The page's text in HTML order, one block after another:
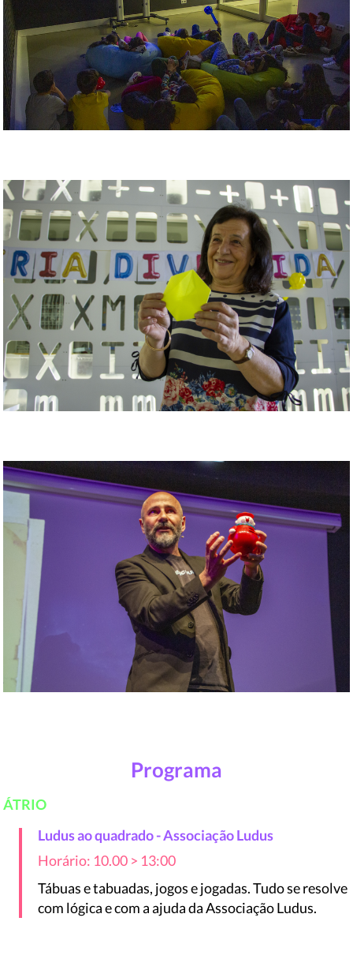
Programa
ÁTRIO
Ludus ao quadrado - Associação Ludus
Horário: 10.00 > 13:00
Tábuas e tabuadas, jogos e jogadas. Tudo se resolve
com lógica e com a ajuda da Associação Ludus.